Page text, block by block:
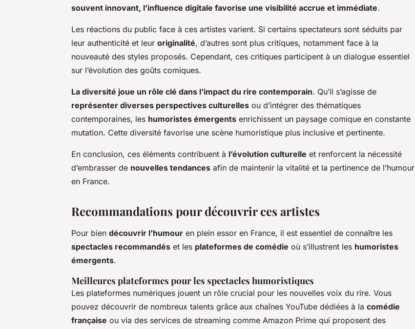
souvent innovant, l’influence digitale favorise une visibilité accrue et immédiate.
Les réactions du public face à ces artistes varient. Si certains spectateurs sont séduits par
leur authenticité et leur originalité, d’autres sont plus critiques, notamment face à la
nouveauté des styles proposés. Cependant, ces critiques participent à un dialogue essentiel
sur l’évolution des goûts comiques.
La diversité joue un rôle clé dans l’impact du rire contemporain. Qu’il s’agisse de
représenter diverses perspectives culturelles ou d’intégrer des thématiques
contemporaines, les humoristes émergents enrichissent un paysage comique en constante
mutation. Cette diversité favorise une scène humoristique plus inclusive et pertinente.
En conclusion, ces éléments contribuent à l’évolution culturelle et renforcent la nécessité
d’embrasser de nouvelles tendances afin de maintenir la vitalité et la pertinence de l’humour
en France.
Recommandations pour découvrir ces artistes
Pour bien découvrir l’humour en plein essor en France, il est essentiel de connaître les
spectacles recommandés et les plateformes de comédie où s’illustrent les humoristes
émergents.
Meilleures plateformes pour les spectacles humoristiques
Les plateformes numériques jouent un rôle crucial pour les nouvelles voix du rire. Vous
pouvez découvrir de nombreux talents grâce aux chaînes YouTube dédiées à la comédie
française ou via des services de streaming comme Amazon Prime qui proposent des